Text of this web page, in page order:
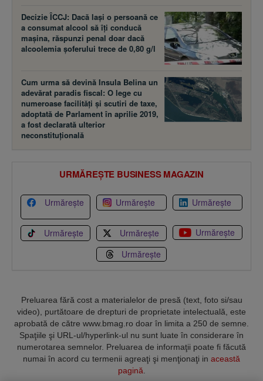
Decizie ÎCCJ: Dacă laşi o persoană ce
a consumat alcool să îţi conducă
maşina, răspunzi penal doar dacă
alcoolemia şoferului trece de 0,80 g/l
Cum urma să devină Insula Belina un
adevărat paradis fiscal: O lege cu
numeroase facilităţi şi scutiri de taxe,
adoptată de Parlament în aprilie 2019,
a fost declarată ulterior
neconstituţională
URMĂREȘTE BUSINESS MAGAZIN
Urmărește Urmărește Urmărește
Urmărește Urmărește
Urmărește
Urmărește
Preluarea fără cost a materialelor de presă (text, foto si/sau
video), purtătoare de drepturi de proprietate intelectuală, este
aprobată de către www.bmag.ro doar în limita a 250 de semne.
Spaţiile şi URL-ul/hyperlink-ul nu sunt luate în considerare în
numerotarea semnelor. Preluarea de informaţii poate fi făcută
numai în acord cu termenii agreaţi şi menţionaţi in această
pagină